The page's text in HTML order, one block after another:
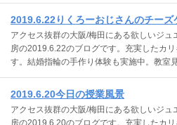
2019.6.22りくろーおじさんのチーズ
アクセス抜群の大阪/梅田にある欲しいジ
房の2019.6.22のブログです。充実したカ
す。結婚指輪の手作り体験も実施中。教室
2019.6.20今日の授業風景
アクセス抜群の大阪/梅田にある欲しいジ
房の2019.6.20のブログです。充実したカ